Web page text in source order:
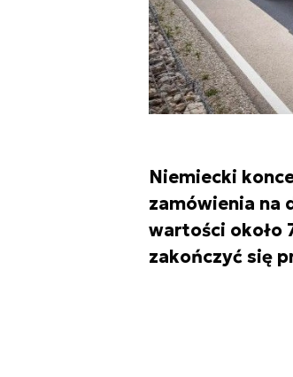
Niemiecki
zamówienia na
wartości około
zakończyć się